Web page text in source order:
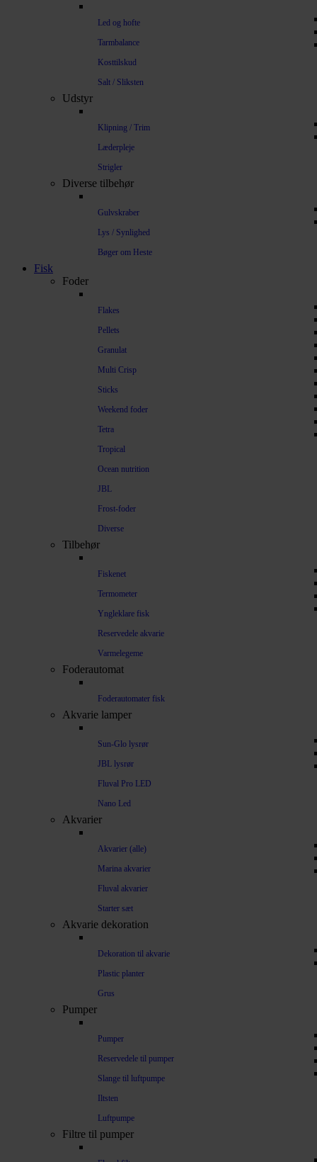
Led og hofte
Tarmbalance
Kosttilskud
Salt / Sliksten
Udstyr
Klipning / Trim
Læderpleje
Strigler
Diverse tilbehør
Gulvskraber
Lys / Synlighed
Bøger om Heste
Fisk
Foder
Flakes
Pellets
Granulat
Multi Crisp
Sticks
Weekend foder
Tetra
Tropical
Ocean nutrition
JBL
Frost-foder
Diverse
Tilbehør
Fiskenet
Termometer
Yngleklare fisk
Reservedele akvarie
Varmelegeme
Foderautomat
Foderautomater fisk
Akvarie lamper
Sun-Glo lysrør
JBL lysrør
Fluval Pro LED
Nano Led
Akvarier
Akvarier (alle)
Marina akvarier
Fluval akvarier
Starter sæt
Akvarie dekoration
Dekoration til akvarie
Plastic planter
Grus
Pumper
Pumper
Reservedele til pumper
Slange til luftpumpe
Iltsten
Luftpumpe
Filtre til pumper